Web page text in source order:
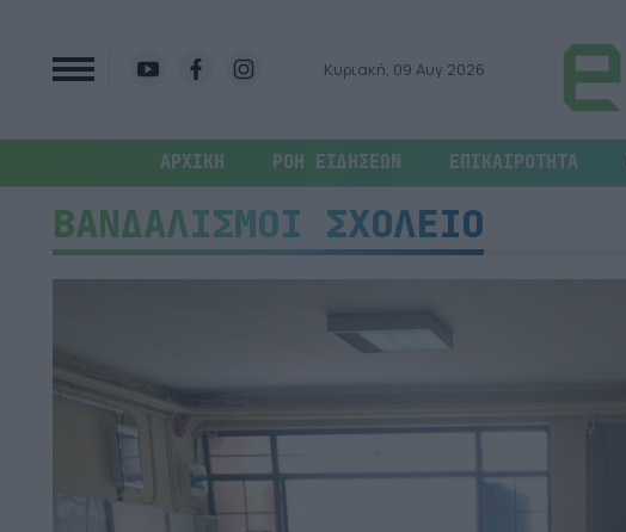
Κυριακή, 09 Αυγ 2026
ΑΡΧΙΚΗ ΡΟΗ ΕΙΔΗΣΕΩΝ ΕΠΙΚΑΙΡΟΤΗΤΑ
ΒΑΝΔΑΛΙΣΜΟΙ ΣΧΟΛΕΙΟ